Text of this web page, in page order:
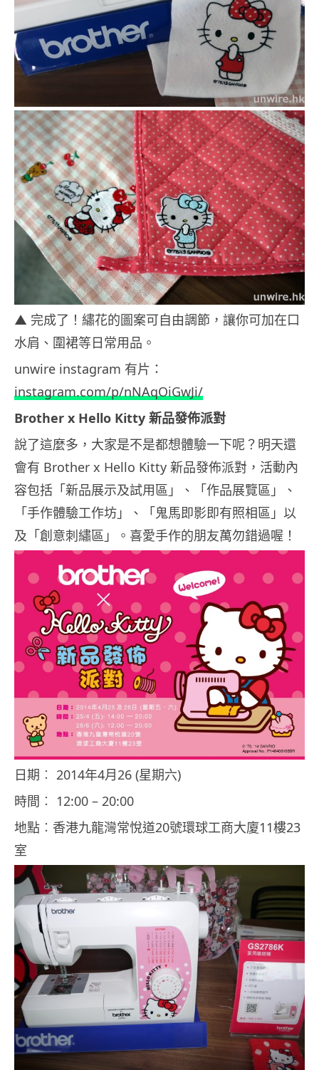
▲ 完成了！繡花的圖案可自由調節，讓你可加在口
水肩、圍裙等日常用品。
unwire instagram 有片：
instagram.com/p/nNAqOiGwJi/
Brother x Hello Kitty 新品發佈派對
說了這麼多，大家是不是都想體驗一下呢？明天還
會有 Brother x Hello Kitty 新品發佈派對，活動內
容包括「新品展示及試用區」、「作品展覽區」、
「手作體驗工作坊」、「鬼馬即影即有照相區」以
及「創意刺繡區」。喜愛手作的朋友萬勿錯過喔！
日期︰ 2014年4月26 (星期六)
時間︰ 12:00 – 20:00
地點︰香港九龍灣常悅道20號環球工商大廈11樓23
室